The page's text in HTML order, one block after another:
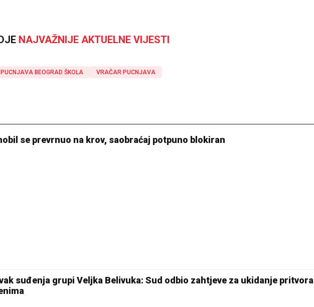
NAJVAŽNIJE AKTUELNE VIJESTI
PUCNJAVA BEOGRAD ŠKOLA VRAČAR PUCNJAVA
se prevrnuo na krov, saobraćaj potpuno blokiran
suđenja grupi Veljka Belivuka: Sud odbio zahtjeve za ukidanje pritvora